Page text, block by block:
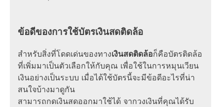
ข้อดีของการใช้บัตรเงินสดติดล้อ
สำหรับสิ่งที่โดดเด่นของทางเงินสดติดล้อก็คือบัตรติดล้อ
ที่เพิ่มมาเป็นตัวเลือกให้กับคุณ เพื่อใช้ในการหมุนเวียน
เงินอย่างเป็นระบบ เมื่อได้ใช้บัตรนี้จะมีข้อดีอะไรที่น่า
สนใจบ้างมาดูกัน
สามารถกดเงินสดออกมาใช้ได้ จากวงเงินที่คุณได้รับ